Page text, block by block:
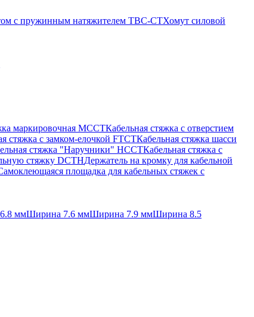
с пружинным натяжителем TBC-CTХомут силовой
маркировочная MCCTКабельная стяжка с отверстием
стяжка c замком-елочкой FTCTКабельная стяжка шасси
стяжка "Наручники" HCCTКабельная стяжка с
стяжку DCTHДержатель на кромку для кабельной
площадка для кабельных стяжек с
ммШирина 7.6 ммШирина 7.9 ммШирина 8.5